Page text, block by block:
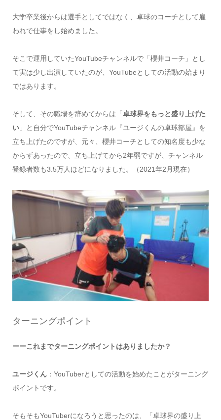
大学卒業後からは選手としてではなく、卓球のコーチとして雇
われで仕事をし始めました。
そこで運用していたYouTubeチャンネルで「櫻井コーチ」とし
て実は少し出演していたのが、YouTubeとしての活動の始まり
ではあります。
そして、その職場を辞めてからは「 卓球界をもっと盛り上げた
い」と自分でYouTubeチャンネル『ユージくんの卓球部屋』を
立ち上げたのですが、元々、櫻井コーチとしての知名度も少な
からずあったので、立ち上げてから2年弱ですが、チャンネル
登録者数も3.5万人ほどになりました。（2021年2月現在）
ターニングポイント
ーーこれまでターニングポイントはありましたか？
ユージくん：YouTuberとしての活動を始めたことがターニング
ポイントです。
そもそもYouTuberになろうと思ったのは、「卓球界の盛り上